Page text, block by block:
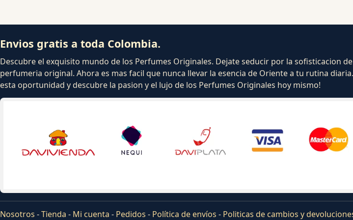
Envios gratis a toda Colombia.
Descubre el exquisito mundo de los Perfumes Originales. Dejate seducir por la sofisticacion
perfumeria original. Ahora es mas facil que nunca llevar la esencia de Oriente a tu rutina
esta oportunidad y descubre la pasion y el lujo de los Perfumes Originales hoy mismo!
Nosotros -Tienda - Mi cuenta - Pedidos - Política de envíos - Politicas de cambios y